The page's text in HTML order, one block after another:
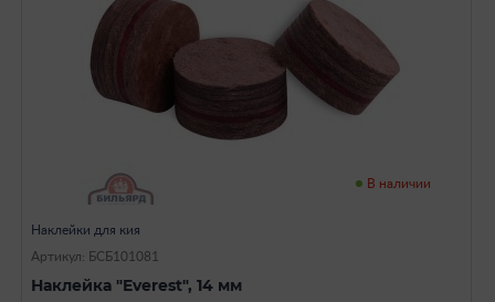
В наличии
Наклейки для кия
Артикул: БСБ101081
Наклейка "Everest", 14 мм